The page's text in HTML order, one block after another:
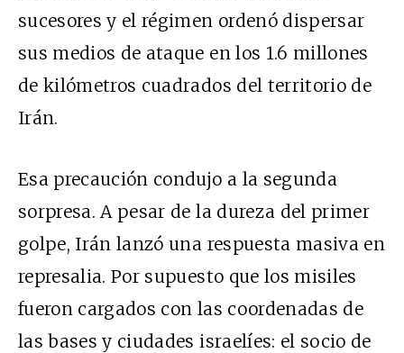
sucesores y el régimen ordenó dispersar
sus medios de ataque en los 1.6 millones
de kilómetros cuadrados del territorio de
Irán.
Esa precaución condujo a la segunda
sorpresa. A pesar de la dureza del primer
golpe, Irán lanzó una respuesta masiva en
represalia. Por supuesto que los misiles
fueron cargados con las coordenadas de
las bases y ciudades israelíes: el socio de